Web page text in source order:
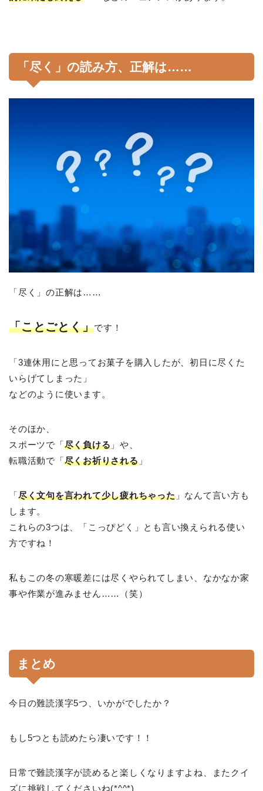
「尽く」の読み方、正解は……
「尽く」の正解は……
「ことごとく」です！
「3連休用にと思ってお菓子を購入したが、初日に尽くた
いらげてしまった」
などのように使います。
そのほか、
スポーツで「尽く負ける 」や、
転職活動で「尽くお祈りされる」
「尽く文句を言われて少し疲れちゃった」なんて言い方も
します。
これらの3つは、「こっぴどく」とも言い換えられる使い
方ですね！
私もこの冬の寒暖差には尽くやられてしまい、なかなか家
事や作業が進みません……（笑）
まとめ
今日の難読漢字5つ、いかがでしたか？
もし5つとも読めたら凄いです！！
日常で難読漢字が読めると楽しくなりますよね、またクイ
ズに挑戦してくださいね(*^^*)